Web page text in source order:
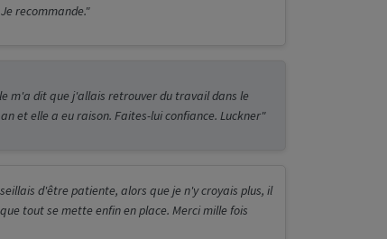
recommande."
m'a dit que j'allais retrouver du travail dans le
et elle a eu raison. Faites-lui confiance. Luckner"
d'être patiente, alors que je n'y croyais plus, il
tout se mette enfin en place. Merci mille fois